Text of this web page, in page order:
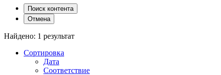
Поиск контента
Отмена
Найдено: 1 результат
Сортировка
Дата
Соответствие